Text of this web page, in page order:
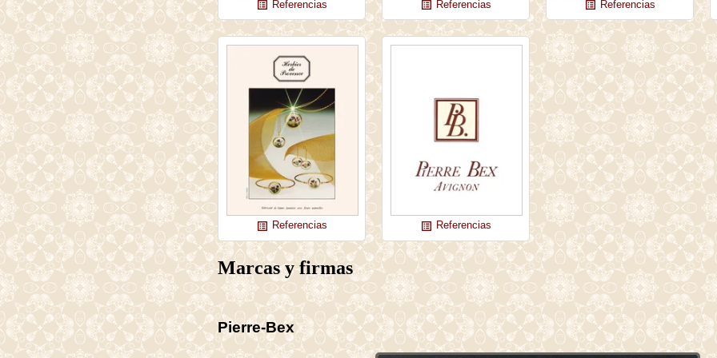
list_alt Referencias list_alt Referencias list_alt Referencias
list_alt Referencias list_alt Referencias
Marcas y firmas
Pierre-Bex